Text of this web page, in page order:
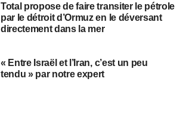
Total propose de faire transiter le pétrole
par le détroit d’Ormuz en le déversant
directement dans la mer
« Entre Israël et l’Iran, c’est un peu
tendu » par notre expert